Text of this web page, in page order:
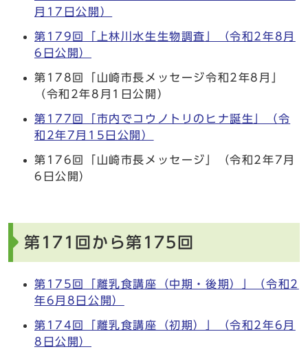
月17日公開）
第179回「上林川水生生物調査」（令和2年8月
6日公開）
第178回「山崎市長メッセージ令和2年8月」
（令和2年8月1日公開）
第177回「市内でコウノトリのヒナ誕生」（令
和2年7月15日公開）
第176回「山崎市長メッセージ」（令和2年7月
6日公開）
第171回から第175回
第175回「離乳食講座（中期・後期）」（令和2
年6月8日公開）
第174回「離乳食講座（初期）」（令和2年6月
8日公開）